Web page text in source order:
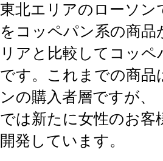
東北エリアのローソン
をコッペパン系の商
リアと比較してコッ
です。これまでの商品
ンの購入者層ですが
では新たに女性のお
開発しています。